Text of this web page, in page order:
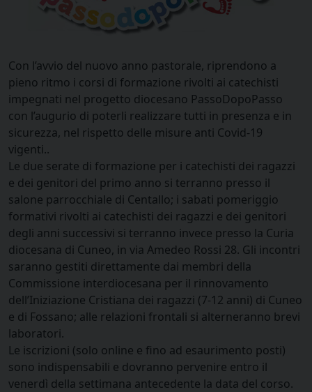
Con l’avvio del nuovo anno pastorale, riprendono a
pieno ritmo i corsi di formazione rivolti ai catechisti
impegnati nel progetto diocesano PassoDopoPasso
con l’augurio di poterli realizzare tutti in presenza e in
sicurezza, nel rispetto delle misure anti Covid-19
vigenti..
Le due serate di formazione per i catechisti dei ragazzi
e dei genitori del primo anno si terranno presso il
salone parrocchiale di Centallo; i sabati pomeriggio
formativi rivolti ai catechisti dei ragazzi e dei genitori
degli anni successivi si terranno invece presso la Curia
diocesana di Cuneo, in via Amedeo Rossi 28. Gli incontri
saranno gestiti direttamente dai membri della
Commissione interdiocesana per il rinnovamento
dell’Iniziazione Cristiana dei ragazzi (7-12 anni) di Cuneo
e di Fossano; alle relazioni frontali si alterneranno brevi
laboratori.
Le iscrizioni (solo online e fino ad esaurimento posti)
sono indispensabili e dovranno pervenire entro il
venerdì della settimana antecedente la data del corso.